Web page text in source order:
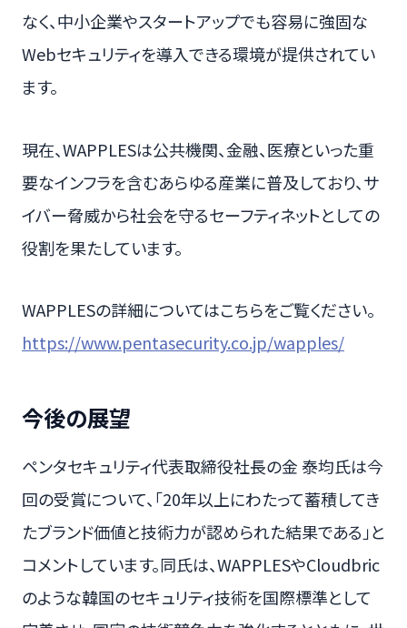
なく、中小企業やスタートアップでも容易に強固な
Webセキュリティを導入できる環境が提供されてい
ます。
現在、WAPPLESは公共機関、金融、医療といった重
要なインフラを含むあらゆる産業に普及しており、サ
イバー脅威から社会を守るセーフティネットとしての
役割を果たしています。
WAPPLESの詳細についてはこちらをご覧ください。
https://www.pentasecurity.co.jp/wapples/
今後の展望
ペンタセキュリティ代表取締役社長の金 泰均氏は今
回の受賞について、「20年以上にわたって蓄積してき
たブランド価値と技術力が認められた結果である」と
コメントしています。同氏は、WAPPLESやCloudbric
のような韓国のセキュリティ技術を国際標準として